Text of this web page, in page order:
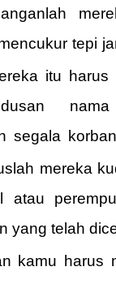
tepi
itu
segala
mereka
atau
yang telah
kamu harus